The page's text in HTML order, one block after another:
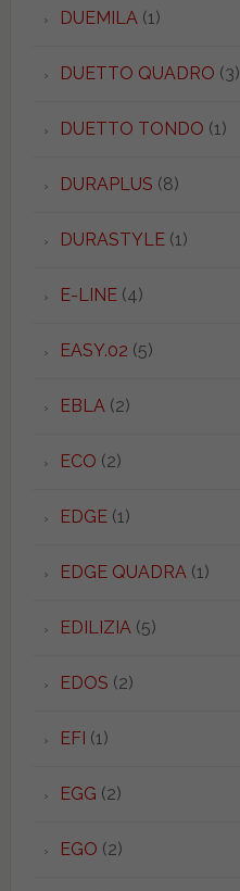
DUEMILA(1)
DUETTO QUADRO (3)
DUETTO TONDO (1)
DURAPLUS (8)
DURASTYLE(1)
E-LINE(4)
EASY.02 (5)
EBLA(2)
ECO (2)
EDGE(1)
EDGE QUADRA(1)
EDILIZIA(5)
EDOS (2)
EFI (1)
EGG (2)
EGO (2)